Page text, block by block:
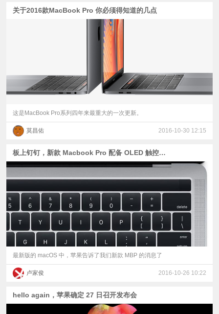
关于2016款MacBook Pro 你必须得知道的几点
这是MacBook Pro系列四年来最重大的一次更新。
莫昌佑 2016-10-30 12:15
板上钉钉，新款 Macbook Pro 配备 OLED 触控条和 Touch ID
最新版的 macOS 中，苹果告诉了我们新款 MBP 的消息了
卢家俊 2016-10-26 10:22
hello again，苹果确定 27 日召开发布会